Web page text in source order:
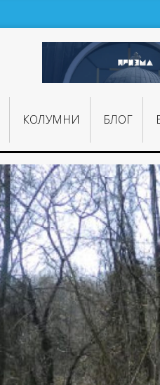
КОЛУМНИ БЛОГ